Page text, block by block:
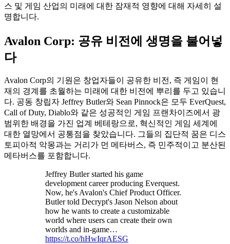
스 및 게임 산업의 미래에 대한 잠재적 영향에 대해 자세히 설
명합니다.
Avalon Corp: 공유 비전에 생명을 불어넣
다
Avalon Corp의 기원은 창업자들이 공유한 비전, 즉 게임이 현
재의 경계를 초월하는 미래에 대한 비전에 뿌리를 두고 있습니
다. 공동 창립자 Jeffrey Butler와 Sean Pinnock은 모두 EverQuest,
Call of Duty, Diablo와 같은 성공적인 게임 프랜차이즈에서 광
범위한 배경을 가진 업계 베테랑으로, 혁신적인 게임 세계에
대한 열망에서 공통점을 찾았습니다. 그들의 집단적 꿈은 디스
토피아적 악몽과는 거리가 먼 메타버스, 즉 민주적이고 분산된
메타버스를 포함합니다.
Jeffrey Butler started his game
development career producing Everquest.
Now, he's Avalon's Chief Product Officer.
Butler told Decrypt's Jason Nelson about
how he wants to create a customizable
world where users can create their own
worlds and in-game…
https://t.co/hHwIqrAESG